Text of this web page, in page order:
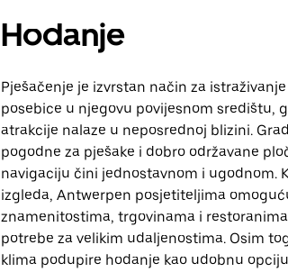
Hodanje
Pješačenje je izvrstan način za
posebice u njegovu povijesnom središtu,
atrakcije nalaze u neposrednoj blizini.
pogodne za pješake i dobro održavane
navigaciju čini jednostavnom i ugodnom.
izgleda, Antwerpen posjetiteljima
znamenitostima, trgovinama i
potrebe za velikim udaljenostima. Osim
klima podupire hodanje kao udobnu